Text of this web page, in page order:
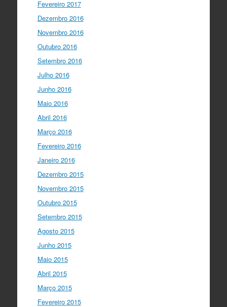
Fevereiro 2017
Dezembro 2016
Novembro 2016
Outubro 2016
Setembro 2016
Julho 2016
Junho 2016
Maio 2016
Abril 2016
Março 2016
Fevereiro 2016
Janeiro 2016
Dezembro 2015
Novembro 2015
Outubro 2015
Setembro 2015
Agosto 2015
Junho 2015
Maio 2015
Abril 2015
Março 2015
Fevereiro 2015